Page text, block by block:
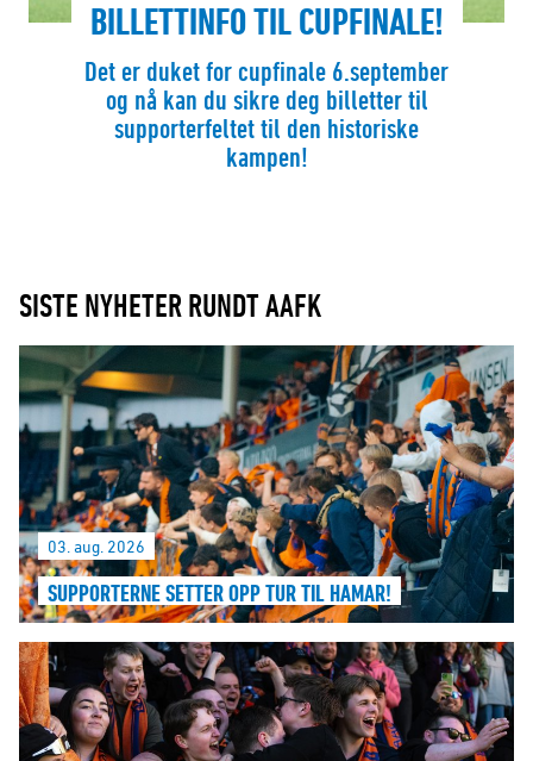
BILLETTINFO TIL CUPFINALE!
Det er duket for cupfinale 6.september
og nå kan du sikre deg billetter til
supporterfeltet til den historiske
kampen!
SISTE NYHETER RUNDT AAFK
03. aug. 2026
SUPPORTERNE SETTER OPP TUR TIL HAMAR!